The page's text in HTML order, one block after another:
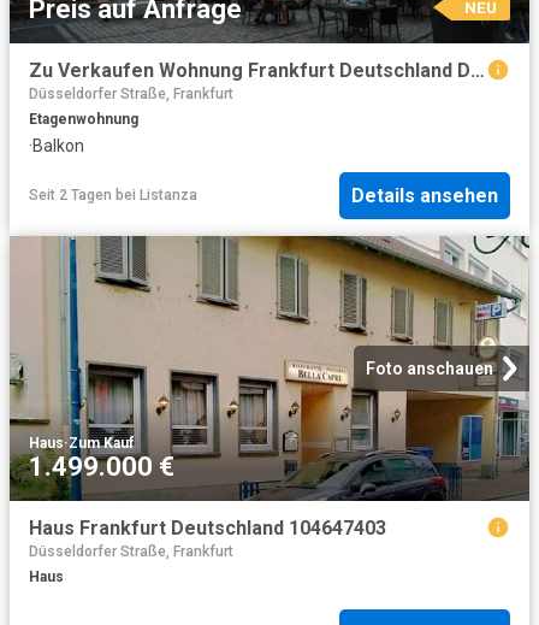
Preis auf Anfrage NEU
Zu Verkaufen Wohnung Frankfurt Deutschland DS96271939
Düsseldorfer Straße, Frankfurt
Etagenwohnung
·Balkon
Seit 2 Tagen bei Listanza Details ansehen
Foto anschauen
Haus·Zum Kauf
1.499.000 €
Haus Frankfurt Deutschland 104647403
Düsseldorfer Straße, Frankfurt
Haus